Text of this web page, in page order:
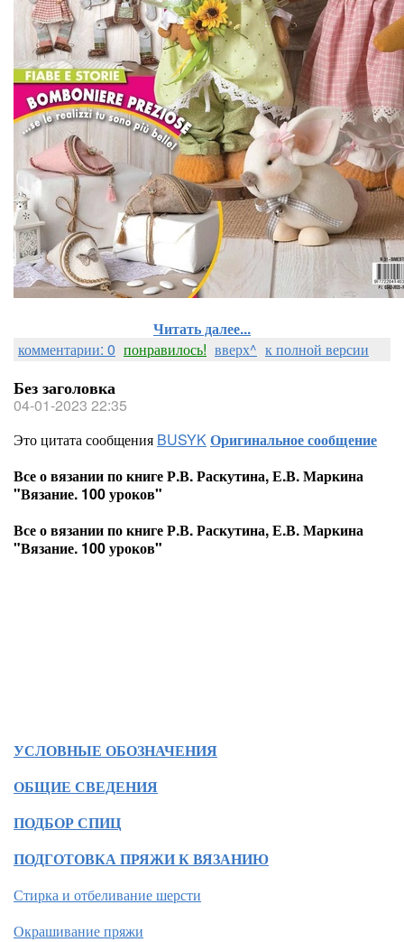
Читать далее...
комментарии: 0 понравилось! вверх^ к полной версии
Без заголовка
04-01-2023 22:35
Это цитата сообщения BUSYKОригинальное сообщение
Все о вязании по книге Р.В. Раскутина, Е.В. Маркина
"Вязание. 100 уроков"
Все о вязании по книге Р.В. Раскутина, Е.В. Маркина
"Вязание. 100 уроков"
УСЛОВНЫЕ ОБОЗНАЧЕНИЯ
ОБЩИЕ СВЕДЕНИЯ
ПОДБОР СПИЦ
ПОДГОТОВКА ПРЯЖИ К ВЯЗАНИЮ
Стирка и отбеливание шерсти
Окрашивание пряжи